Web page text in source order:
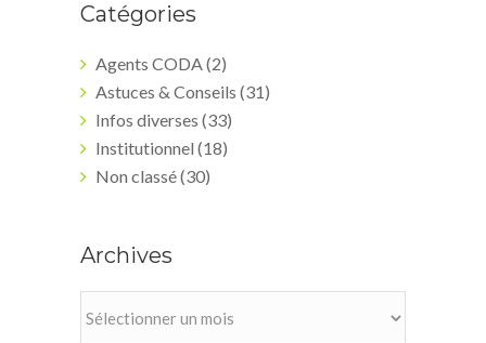
Catégories
Agents CODA(2)
Astuces & Conseils (31)
Infos diverses (33)
Institutionnel (18)
Non classé(30)
Archives